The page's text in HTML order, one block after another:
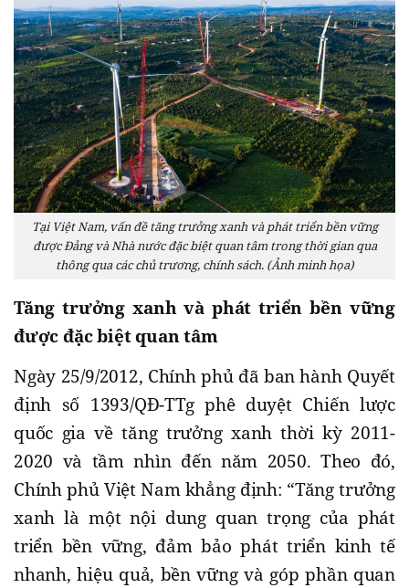
Tại Việt Nam, vấn đề tăng trưởng xanh và phát triển bền vững
được Đảng và Nhà nước đặc biệt quan tâm trong thời gian qua
thông qua các chủ trương, chính sách. (Ảnh minh họa)
Tăng trưởng xanh và phát triển bền vững
được đặc biệt quan tâm
Ngày 25/9/2012, Chính phủ đã ban hành Quyết
định số 1393/QĐ-TTg phê duyệt Chiến lược
quốc gia về tăng trưởng xanh thời kỳ 2011-
2020 và tầm nhìn đến năm 2050. Theo đó,
Chính phủ Việt Nam khẳng định: “Tăng trưởng
xanh là một nội dung quan trọng của phát
triển bền vững, đảm bảo phát triển kinh tế
nhanh, hiệu quả, bền vững và góp phần quan